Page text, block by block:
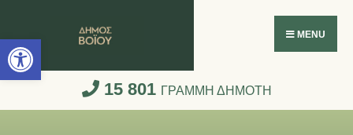
Ανοίξτε τη γραμμή εργαλείων
MENU
15 801 ΓΡΑΜΜΗ ΔΗΜΟΤΗ